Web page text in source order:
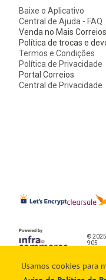
Usamos cookies para
Baixe o Aplicativo
Central de Ajuda - FAQ
Venda no Mais Correios
Política de trocas e
Termos e Condições
Política de Privacidade
Portal Correios
Central de Privacidade
©
905